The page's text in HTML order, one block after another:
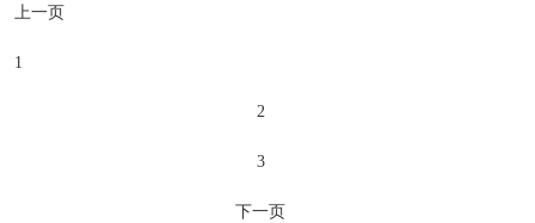
上一页
1
2
3
下一页